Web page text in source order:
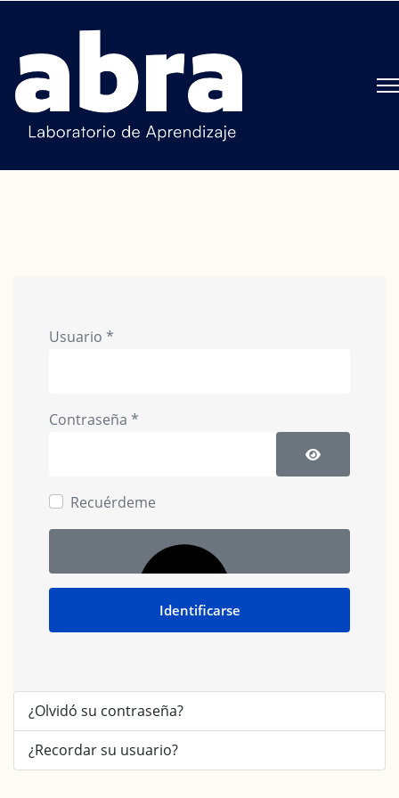
Usuario *
Contraseña *
Recuérdeme
Identificarse
¿Olvidó su contraseña?
¿Recordar su usuario?